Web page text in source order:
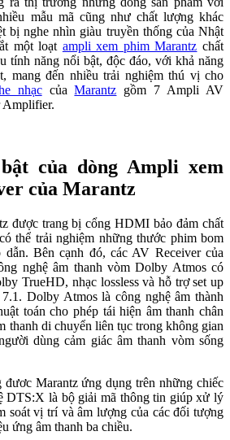
mẫu mã cũng như chất lượng khác
bị nghe nhìn giàu truyền thống của Nhật
một loạt ampli xem phim Marantz chất
tính năng nổi bật, độc đáo, với khả năng
mang đến nhiều trải nghiệm thú vị cho
nhạccủaMarantz gồm 7 Ampli AV
Amplifier.
của dòng Ampli xem
của Marantz
được trang bị cổng HDMI bảo đảm chất
thể trải nghiệm những thước phim bom
dẫn. Bên cạnh đó, các AV Receiver của
nghệ âm thanh vòm Dolby Atmos có
TrueHD, nhạc lossless và hỗ trợ set up
Dolby Atmos là công nghệ âm thành
toán cho phép tái hiện âm thanh chân
thanh di chuyển liên tục trong không gian
dùng cảm giác âm thanh vòm sống
Marantz ứng dụng trên những chiếc
DTS:X là bộ giải mã thông tin giúp xử lý
soát vị trí và âm lượng của các đối tượng
ứng âm thanh ba chiều.